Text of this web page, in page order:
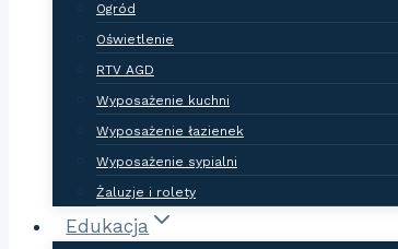
Ogród
Oświetlenie
RTV AGD
Wyposażenie kuchni
Wyposażenie łazienek
Wyposażenie sypialni
Żaluzje i rolety
Edukacja